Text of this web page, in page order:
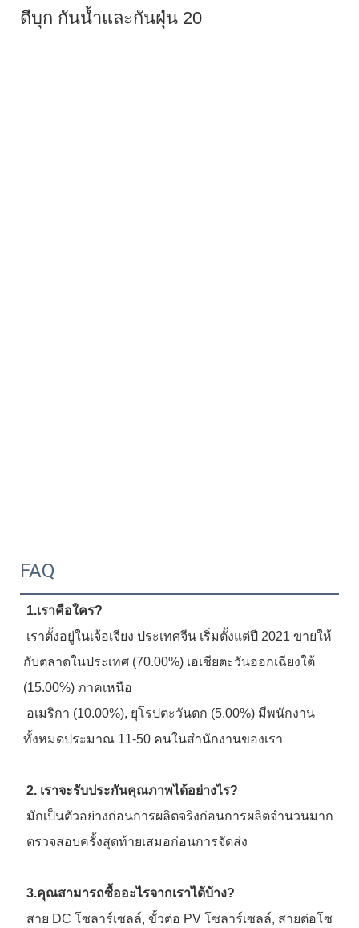
FAQ
1.เราคือใคร?
กับตลาดในประเทศ (70.00%) เอเชียตะวันออกเฉียงใต้
(15.00%) ภาคเหนือ
ทั้งหมดประมาณ 11-50 คนในสำนักงานของเรา
2. เราจะรับประกันคุณภาพได้อย่างไร?
มักเป็นตัวอย่างก่อนการผลิตจริงก่อนการผลิตจำนวนมาก
ตรวจสอบครั้งสุดท้ายเสมอก่อนการจัดส่ง
3.คุณสามารถซื้ออะไรจากเราได้บ้าง?